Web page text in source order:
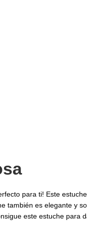
para ti! Este
también es elegante y
este estuche para